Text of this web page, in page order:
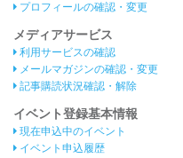
プロフィールの確認・変更
メディアサービス
利用サービスの確認
メールマガジンの確認・変更
記事購読状況確認・解除
イベント登録基本情報
現在申込中のイベント
イベント申込履歴